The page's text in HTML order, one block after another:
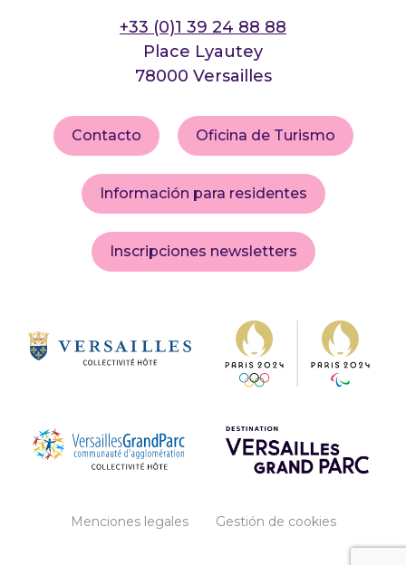
+33 (0)1 39 24 88 88
Place Lyautey
78000 Versailles
Contacto Oficina de Turismo
Información para residentes
Inscripciones newsletters
Menciones legales Gestión de cookies